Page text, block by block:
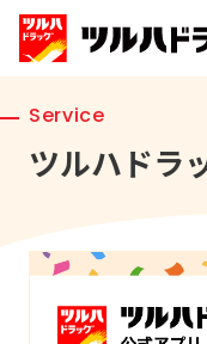
Service
ツルハドラ